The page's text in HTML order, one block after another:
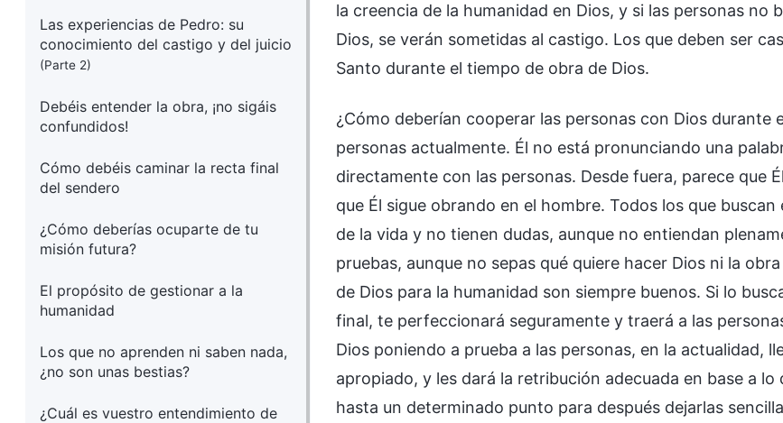
Las experiencias de Pedro: su
conocimiento del castigo y del juicio
(Parte 2)
Debéis entender la obra, ¡no sigáis
confundidos!
Cómo debéis caminar la recta final
del sendero
¿Cómo deberías ocuparte de tu
misión futura?
El propósito de gestionar a la
humanidad
Los que no aprenden ni saben nada,
¿no son unas bestias?
¿Cuál es vuestro entendimiento de
la creencia de la humanidad en Dios, y si las personas
Dios, se verán sometidas al castigo. Los que deben ser
Santo durante el tiempo de obra de Dios.
¿Cómo deberían cooperar las personas con Dios durante
personas actualmente. Él no está pronunciando una
directamente con las personas. Desde fuera, parece que
que Él sigue obrando en el hombre. Todos los que
de la vida y no tienen dudas, aunque no entiendan
pruebas, aunque no sepas qué quiere hacer Dios ni la
de Dios para la humanidad son siempre buenos. Si lo
final, te perfeccionará seguramente y traerá a las
Dios poniendo a prueba a las personas, en la actualidad,
apropiado, y les dará la retribución adecuada en base a
hasta un determinado punto para después dejarlas